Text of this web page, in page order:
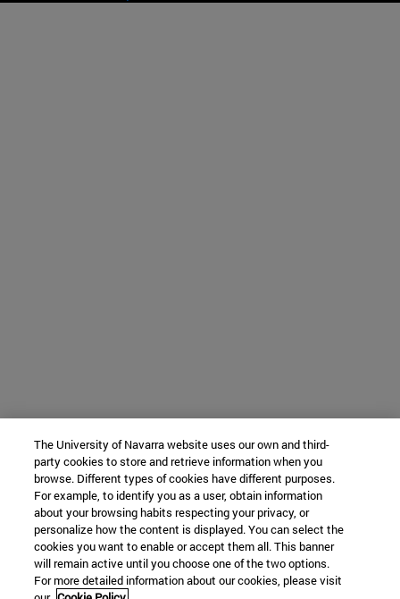
The University of Navarra website uses our own and third-
party cookies to store and retrieve information when you
browse. Different types of cookies have different purposes.
For example, to identify you as a user, obtain information
about your browsing habits respecting your privacy, or
personalize how the content is displayed. You can select the
cookies you want to enable or accept them all. This banner
will remain active until you choose one of the two options.
For more detailed information about our cookies, please visit